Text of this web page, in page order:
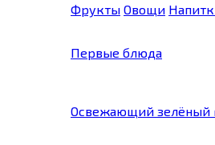
Фрукты Овощи
Первые блюда
Освежающий зелёный